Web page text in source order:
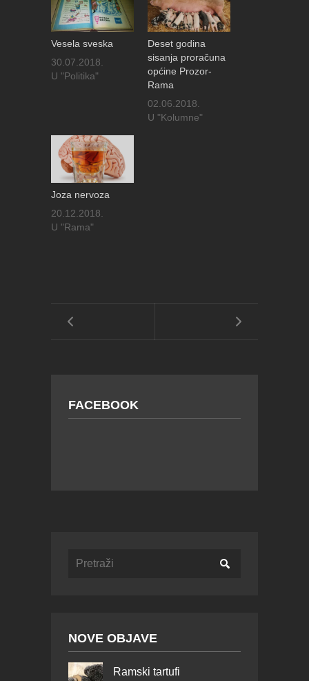
Vesela sveska
30.07.2018.
U "Politika"
Deset godina
sisanja proračuna
općine Prozor-
Rama
02.06.2018.
U "Kolumne"
Joza nervoza
20.12.2018.
U "Rama"
FACEBOOK
NOVE OBJAVE
Ramski tartufi